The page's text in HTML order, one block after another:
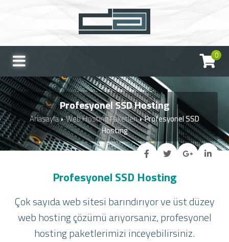
0
Profesyonel SSD Hosting
Anasayfa Web Hosting Paketleri
Profesyonel SSD
Hosting
Profesyonel SSD Hosting
Çok sayıda web sitesi barındırıyor ve üst düzey
web hosting çözümü arıyorsanız, profesyonel
hosting paketlerimizi inceyebilirsiniz.